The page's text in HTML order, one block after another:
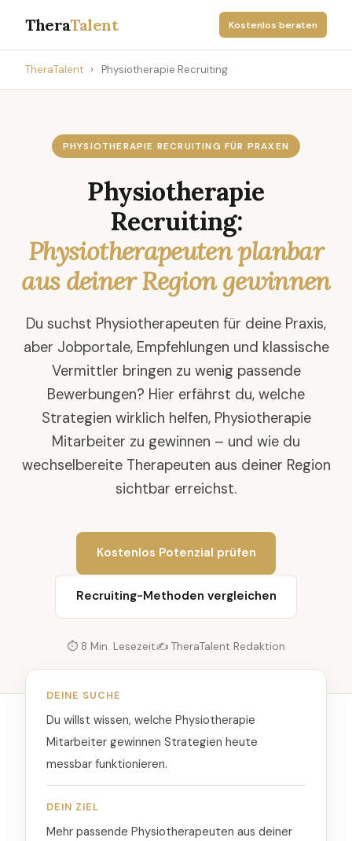
TheraTalent Kostenlos beraten
TheraTalent › Physiotherapie Recruiting
PHYSIOTHERAPIE RECRUITING FÜR PRAXEN
Physiotherapie
Recruiting:
Physiotherapeuten planbar
aus deiner Region gewinnen
Du suchst Physiotherapeuten für deine Praxis,
aber Jobportale, Empfehlungen und klassische
Vermittler bringen zu wenig passende
Bewerbungen? Hier erfährst du, welche
Strategien wirklich helfen, Physiotherapie
Mitarbeiter zu gewinnen – und wie du
wechselbereite Therapeuten aus deiner Region
sichtbar erreichst.
Kostenlos Potenzial prüfen
Recruiting-Methoden vergleichen
⏱ 8 Min. Lesezeit✍️ TheraTalent Redaktion
DEINE SUCHE
Du willst wissen, welche Physiotherapie
Mitarbeiter gewinnen Strategien heute
messbar funktionieren.
DEIN ZIEL
Mehr passende Physiotherapeuten aus deiner